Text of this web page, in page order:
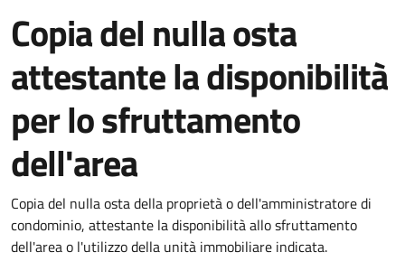
Copia del nulla osta
attestante la disponibilità
per lo sfruttamento
dell'area
Copia del nulla osta della proprietà o dell'amministratore di
condominio, attestante la disponibilità allo sfruttamento
dell'area o l'utilizzo della unità immobiliare indicata.